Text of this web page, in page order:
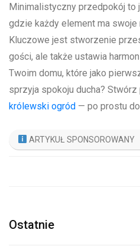
Minimalistyczny przedpokój⁢ to​
gdzie każdy element ‍ma swoje
Kluczowe jest stworzenie
gości, ale także⁣ ustawia
Twoim‍ domu, które jako⁤
sprzyja spokoju ducha?
królewski ogród — po prostu
ARTYKUŁ SPONSOROWANY
Ostatnie